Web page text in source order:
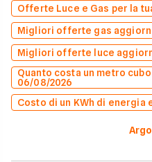
Offerte Luce e Gas per la
Migliori offerte gas
Migliori offerte luce
Quanto costa un metro
06/08/2026
Costo di un KWh di